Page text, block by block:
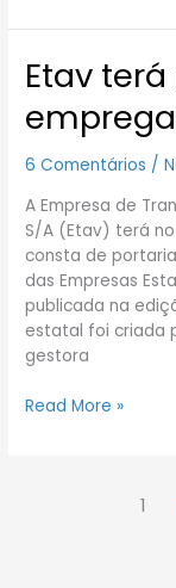
Etav
6 Comentários /
A Empresa de
S/A (Etav) terá
consta de
das Empresas
publicada na
estatal foi criada
gestora
Etav
terá
no
máximo
45
Read More »
1